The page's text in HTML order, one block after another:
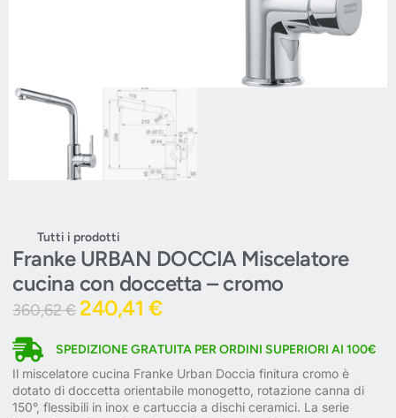
Tutti i prodotti
Franke URBAN DOCCIA Miscelatore
cucina con doccetta – cromo
360,62€240,41 €
SPEDIZIONE GRATUITA PER ORDINI SUPERIORI AI 100€
Il miscelatore cucina Franke Urban Doccia finitura cromo è
dotato di doccetta orientabile monogetto, rotazione canna di
150°, flessibili in inox e cartuccia a dischi ceramici. La serie